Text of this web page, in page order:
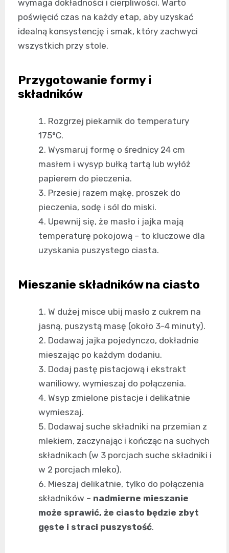
wymaga dokładności i cierpliwości. Warto
poświęcić czas na każdy etap, aby uzyskać
idealną konsystencję i smak, który zachwyci
wszystkich przy stole.
Przygotowanie formy i
składników
Rozgrzej piekarnik do temperatury
175°C.
Wysmaruj formę o średnicy 24 cm
masłem i wysyp bułką tartą lub wyłóż
papierem do pieczenia.
Przesiej razem mąkę, proszek do
pieczenia, sodę i sól do miski.
Upewnij się, że masło i jajka mają
temperaturę pokojową – to kluczowe dla
uzyskania puszystego ciasta.
Mieszanie składników na ciasto
W dużej misce ubij masło z cukrem na
jasną, puszystą masę (około 3-4 minuty).
Dodawaj jajka pojedynczo, dokładnie
mieszając po każdym dodaniu.
Dodaj pastę pistacjową i ekstrakt
waniliowy, wymieszaj do połączenia.
Wsyp zmielone pistacje i delikatnie
wymieszaj.
Dodawaj suche składniki na przemian z
mlekiem, zaczynając i kończąc na suchych
składnikach (w 3 porcjach suche składniki i
w 2 porcjach mleko).
Mieszaj delikatnie, tylko do połączenia
składników – nadmierne mieszanie
może sprawić, że ciasto będzie zbyt
gęste i straci puszystość.